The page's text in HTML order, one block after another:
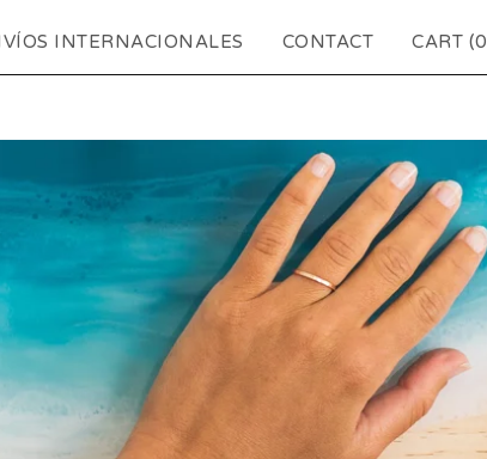
INTERNACIONALES CONTACT CART (0